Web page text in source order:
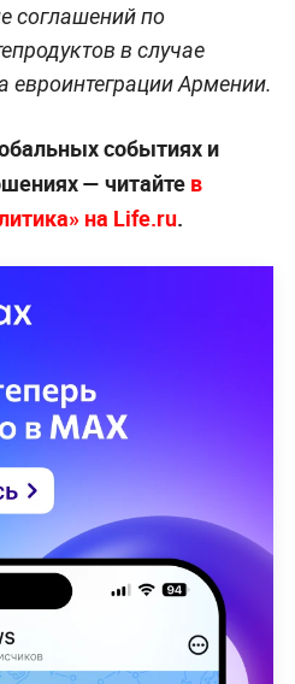
соглашений по
в случае
евроинтеграции Армении.
событиях и
— читайте в
на Life.ru.